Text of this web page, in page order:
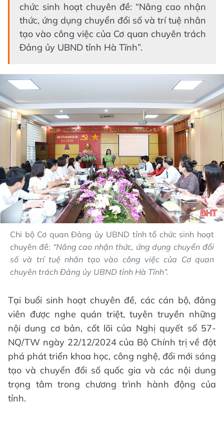
chức sinh hoạt chuyên đề: “Nâng cao nhận
thức, ứng dụng chuyển đổi số và trí tuệ nhân
tạo vào công việc của Cơ quan chuyên trách
Đảng ủy UBND tỉnh Hà Tĩnh”.
Chi bộ Cơ quan Đảng ủy UBND tỉnh tổ chức sinh hoạt
chuyên đề: “Nâng cao nhận thức, ứng dụng chuyển đổi
số và trí tuệ nhân tạo vào công việc của Cơ quan
chuyên trách Đảng ủy UBND tỉnh Hà Tĩnh”.
Tại buổi sinh hoạt chuyên đề, các cán bộ, đảng
viên được nghe quán triệt, tuyên truyền những
nội dung cơ bản, cốt lõi của Nghị quyết số 57-
NQ/TW ngày 22/12/2024 của Bộ Chính trị về đột
phá phát triển khoa học, công nghệ, đổi mới sáng
tạo và chuyển đổi số quốc gia và các nội dung
trọng tâm trong chương trình hành động của
tỉnh.